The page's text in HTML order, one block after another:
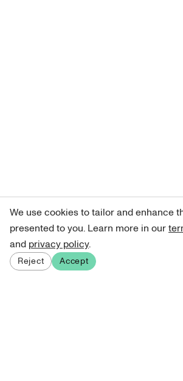
We use cookies to tailor and enhance
presented to you. Learn more in our
and privacy policy.
Reject Accept